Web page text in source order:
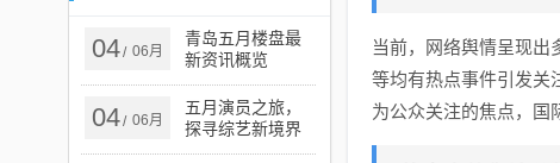
04/ 06月
青岛五月楼盘最
新资讯概览
04/ 06月
五月演员之旅，
探寻综艺新境界
的征程
当前，网络舆情呈现出
等均有热点事件引发关
为公众关注的焦点，国